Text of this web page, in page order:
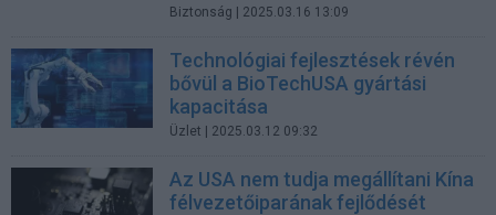
Biztonság | 2025.03.16 13:09
Technológiai fejlesztések révén
bővül a BioTechUSA gyártási
kapacitása
Üzlet | 2025.03.12 09:32
Az USA nem tudja megállítani Kína
félvezetőiparának fejlődését